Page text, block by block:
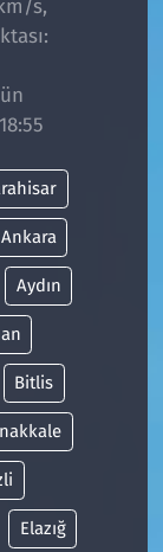
s,
Ankara
Aydın
Bitlis
Elazığ